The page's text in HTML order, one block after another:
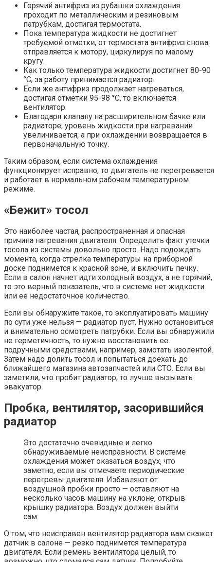
Горячий антифриз из рубашки охлаждения
проходит по металлическим и резиновым
патрубкам, достигая термостата.
Пока температура жидкости не достигнет
требуемой отметки, от термостата антифриз снова
отправляется к мотору, циркулируя по малому
кругу.
Как только температура жидкости достигнет 80-90
°С, за работу принимается радиатор.
Если же антифриз продолжает нагреваться,
достигая отметки 95-98 °С, то включается
вентилятор.
Благодаря клапану на расширительном бачке или
радиаторе, уровень жидкости при нагревании
увеличивается, а при охлаждении возвращается в
первоначальную точку.
Таким образом, если система охлаждения
функционирует исправно, то двигатель не перегревается
и работает в нормальном рабочем температурном
режиме.
«Бежит» тосол
Это наиболее частая, распространенная и опасная
причина нагревания двигателя. Определить факт утечки
тосола из системы довольно просто. Надо подождать
момента, когда стрелка температуры на приборной
доске поднимется к красной зоне, и включить печку.
Если в салон начнет идти холодный воздух, а не горячий,
то это верный показатель, что в системе нет жидкости
или ее недостаточное количество.
Если вы обнаружите такое, то эксплуатировать машину
по сути уже нельзя — радиатор пуст. Нужно остановиться
и внимательно осмотреть патрубки. Если вы обнаружили
не герметичность, то нужно восстановить ее
подручными средствами, например, замотать изолентой.
Затем надо долить тосол и попытаться доехать до
ближайшего магазина автозапчастей или СТО. Если вы
заметили, что пробит радиатор, то лучше вызывать
эвакуатор.
Пробка, вентилятор, засорившийся
радиатор
Это достаточно очевидные и легко
обнаруживаемые неисправности. В системе
охлаждения может оказаться воздух, что
заметно, если вы отмечаете периодические
перегревы двигателя. Избавляют от
воздушной пробки просто — оставляют на
несколько часов машину на уклоне, открыв
крышку радиатора. Воздух должен выйти
сам.
О том, что неисправен вентилятор радиатора вам скажет
датчик в салоне — резко поднимется температура
двигателя. Если ремень вентилятора целый, то